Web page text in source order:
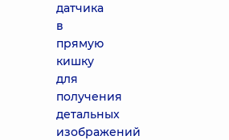
датчика
в
прямую
кишку
для
получения
детальных
изображений